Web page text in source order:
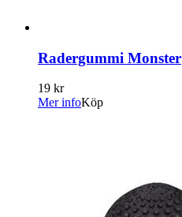
Radergummi Monster
19 kr
Mer infoKöp